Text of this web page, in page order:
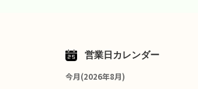
営業日カレンダー
今月(2026年8月)